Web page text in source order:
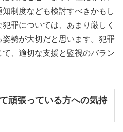
制度なども検討すべきかもし
罪については、あまり厳しく
姿勢が大切だと思います。犯罪
、適切な支援と監視のバラン
頑張っている方への気持